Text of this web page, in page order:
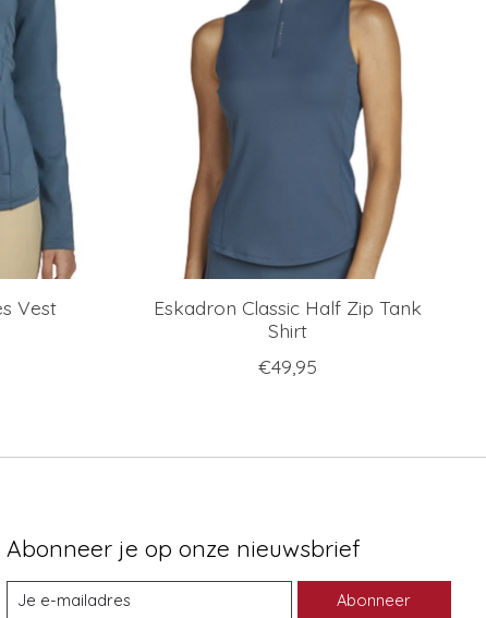
Vest
Eskadron Classic Half Zip Tank
Shirt
€49,95
Abonneer je op onze nieuwsbrief
Abonneer